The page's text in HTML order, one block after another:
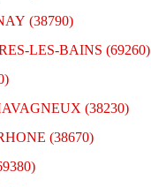
(38790)
LES-BAINS (69260)
(38230)
(38670)